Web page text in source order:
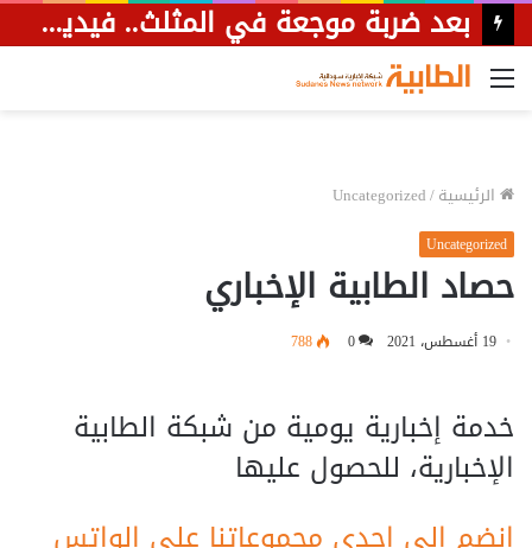
بعد ضربة موجعة في المثلث.. فيديو يظهر قصف مسيرة لسيارة تحمل عناصر من المليشيا هاربة نحو الحدود الليبية.
القائمة
الرئيسية/
Uncategorized
Uncategorized
حصاد الطابية الإخباري
19 أغسطس، 2021 0
788
خدمة إخبارية يومية من شبكة الطابية
الإخبارية، للحصول عليها